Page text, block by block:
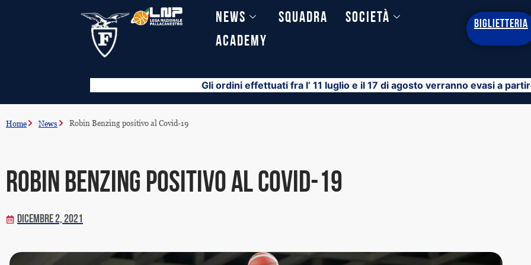
News Squadra
Società
Academy
BIGLIETTERIA
Gli ordini effettuati fra l’ 11 luglio e il 17 di agosto verranno evasi a
Home News Robin Benzing positivo al Covid-19
Robin Benzing positivo al Covid-19
Dicembre 2, 2021